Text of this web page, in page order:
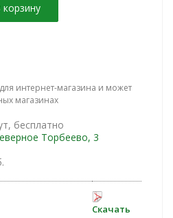
корзину
интернет-магазина и может
магазинах
бесплатно
Торбеево, 3
Скачать